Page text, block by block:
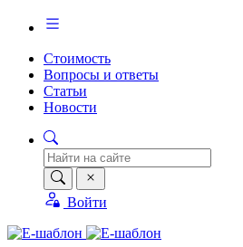
Стоимость
Вопросы и ответы
Статьи
Новости
Войти